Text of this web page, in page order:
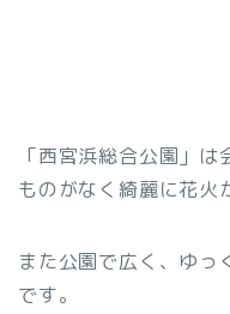
「西宮浜総合公園」
ものがなく綺麗に花火
また公園で広く、ゆっ
です。